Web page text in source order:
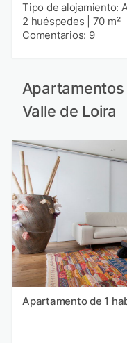
Tipo de alojamiento:
2 huéspedes
70 m²
Comentarios: 9
Valle de Loira
Apartamento de 1